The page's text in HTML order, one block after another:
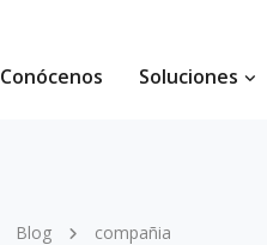
Conócenos Soluciones
Blog compañia